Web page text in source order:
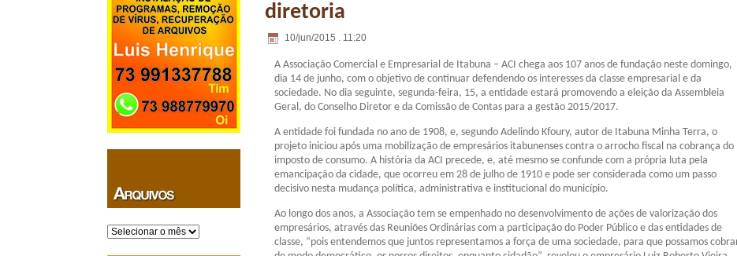
Arquivos
diretoria
10/jun/2015 . 11:20
A Associação Comercial e Empresarial de Itabuna – ACI chega aos 107 anos de fundação neste domingo,
dia 14 de junho, com o objetivo de continuar defendendo os interesses da classe empresarial e da
sociedade. No dia seguinte, segunda-feira, 15, a entidade estará promovendo a eleição da Assembleia
Geral, do Conselho Diretor e da Comissão de Contas para a gestão 2015/2017.
A entidade foi fundada no ano de 1908, e, segundo Adelindo Kfoury, autor de Itabuna Minha Terra, o
projeto iniciou após uma mobilização de empresários itabunenses contra o arrocho fiscal na cobrança do
imposto de consumo. A história da ACI precede, e, até mesmo se confunde com a própria luta pela
emancipação da cidade, que ocorreu em 28 de julho de 1910 e pode ser considerada como um passo
decisivo nesta mudança política, administrativa e institucional do município.
Ao longo dos anos, a Associação tem se empenhado no desenvolvimento de ações de valorização dos
empresários, através das Reuniões Ordinárias com a participação do Poder Público e das entidades de
classe, “pois entendemos que juntos representamos a força de uma sociedade, para que possamos